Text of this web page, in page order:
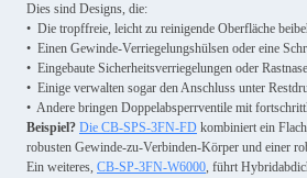
Dies sind Designs, die:
• Die tropffreie, leicht zu reinigende Oberfläche
• Einen Gewinde-Verriegelungshülsen oder eine
• Eingebaute Sicherheitsverriegelungen oder
• Einige verwalten sogar den Anschluss unter
• Andere bringen Doppelabsperrventile mit
Beispiel? Die CB-SPS-3FN-FD kombiniert ein
robusten Gewinde-zu-Verbinden-Körper und einer
Ein weiteres, CB-SP-3FN-W6000, führt